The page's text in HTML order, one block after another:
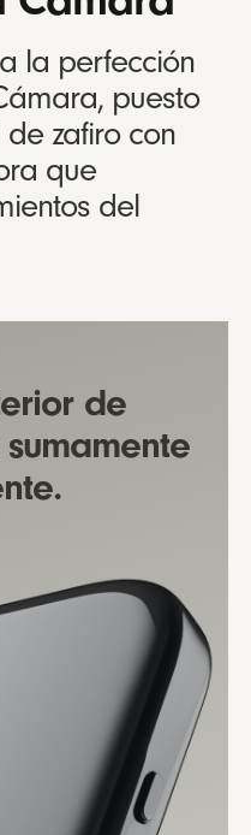
la perfección
puesto
zafiro con
que
del
de